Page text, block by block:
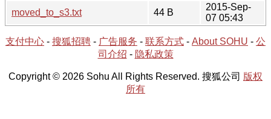
moved_to_s3.txt
44 B
2015-Sep-
07 05:43
支付中心 - 搜狐招聘 - 广告服务 - 联系方式 - About SOHU - 公
司介绍 - 隐私政策
Copyright © 2026 Sohu All Rights Reserved. 搜狐公司 版权
所有